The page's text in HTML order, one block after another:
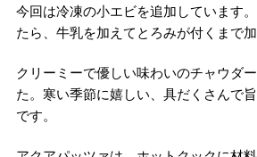
今回は冷凍の小エビを追加しています
たら、牛乳を加えてとろみが付くまで加
クリーミーで優しい味わいのチャウダ
た。寒い季節に嬉しい、具だくさんで
です。